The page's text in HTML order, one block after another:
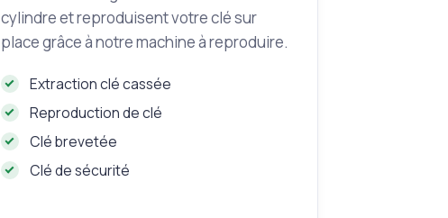
cylindre et reproduisent votre clé sur
place grâce à notre machine à reproduire.
Extraction clé cassée
Reproduction de clé
Clé brevetée
Clé de sécurité